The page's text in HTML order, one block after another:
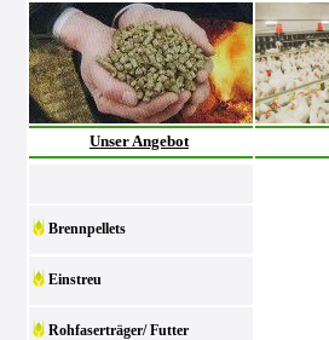
Unser Angebot
Brennpellets
Einstreu
Rohfaserträger/ Futter